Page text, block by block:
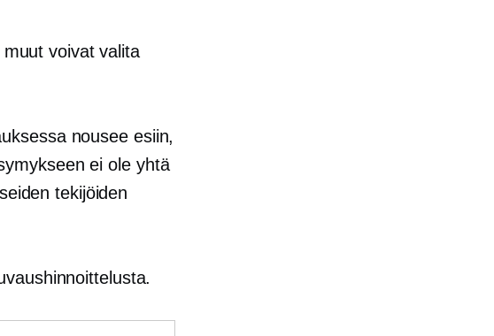
voivat valita
nousee esiin,
ei ole yhtä
tekijöiden